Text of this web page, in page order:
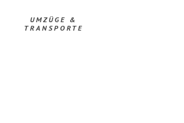
UMZÜGE &
TRANSPORTE